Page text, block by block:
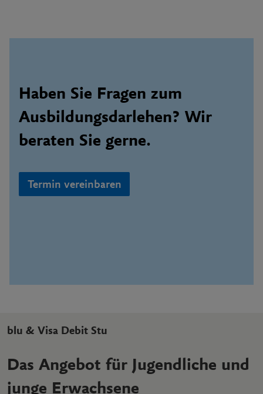
Haben Sie Fragen zum
Ausbildungsdarlehen? Wir
beraten Sie gerne.
Termin vereinbaren
blu & Visa Debit Stu
Das Angebot für Jugendliche und
junge Erwachsene